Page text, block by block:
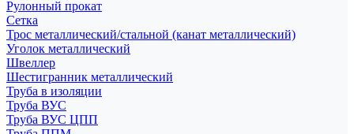
Рулонный прокат
Сетка
Трос металлический/стальной (канат металлический)
Уголок металлический
Швеллер
Шестигранник металлический
Труба в изоляции
Труба ВУС
Труба ВУС ЦПП